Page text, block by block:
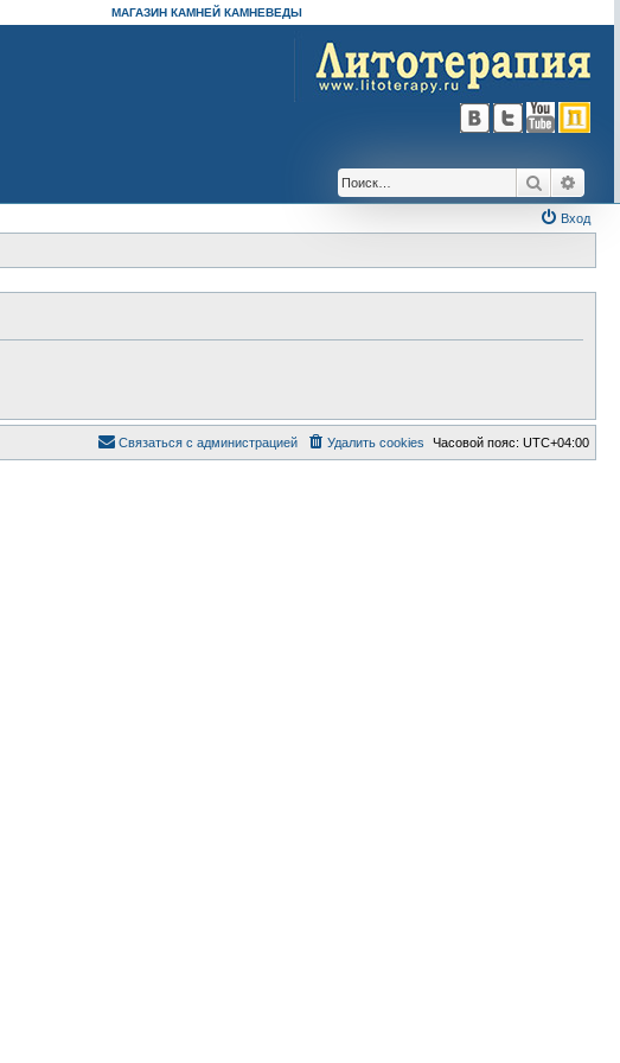
МАГАЗИН КАМНЕЙ КАМНЕВЕДЫ
Поиск
Вход
Часовой пояс: UTC+04:00
Удалить cookies
Связаться с администрацией